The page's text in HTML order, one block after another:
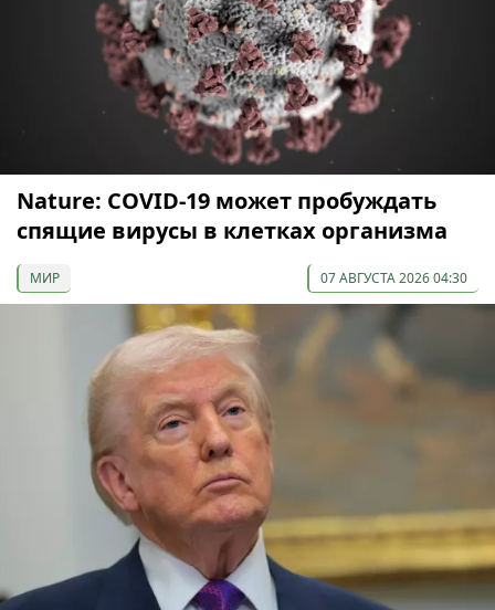
Nature: COVID-19 может пробуждать
спящие вирусы в клетках организма
МИР 07 АВГУСТА 2026 04:30